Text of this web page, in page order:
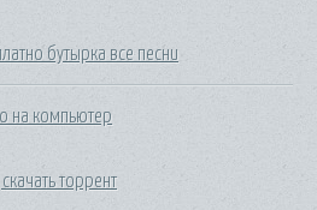
бутырка все песни
на компьютер
торрент